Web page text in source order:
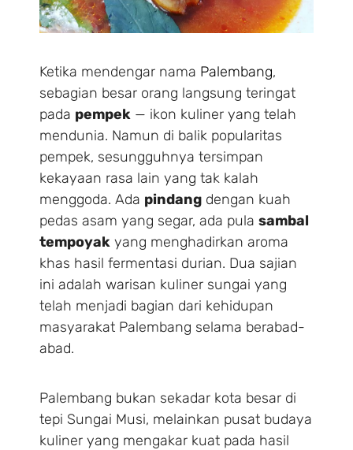
Ketika mendengar nama Palembang,
sebagian besar orang langsung teringat
pada pempek — ikon kuliner yang telah
mendunia. Namun di balik popularitas
pempek, sesungguhnya tersimpan
kekayaan rasa lain yang tak kalah
menggoda. Ada pindang dengan kuah
pedas asam yang segar, ada pula sambal
tempoyak yang menghadirkan aroma
khas hasil fermentasi durian. Dua sajian
ini adalah warisan kuliner sungai yang
telah menjadi bagian dari kehidupan
masyarakat Palembang selama berabad-
abad.
Palembang bukan sekadar kota besar di
tepi Sungai Musi, melainkan pusat budaya
kuliner yang mengakar kuat pada hasil